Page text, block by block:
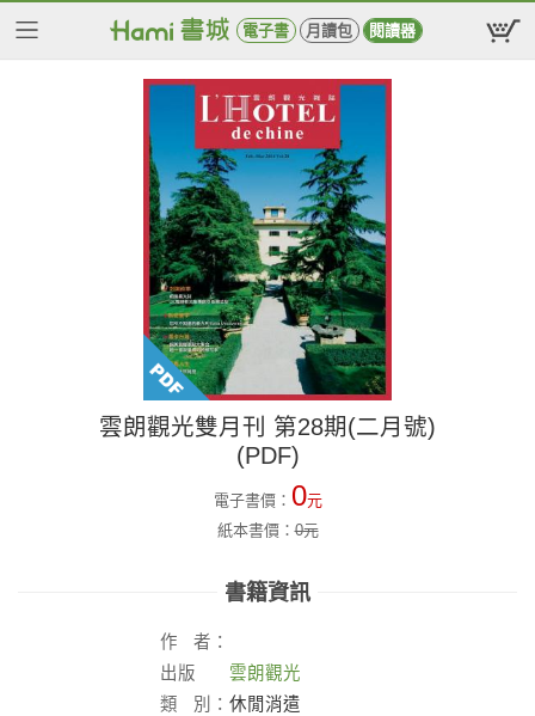
電子書 月讀包 閱讀器
雲朗觀光雙月刊 第28期(二月號)
(PDF)
電子書價： 0元
紙本書價：0元
書籍資訊
作
者：
出版
社：
雲朗觀光
類
別： 休閒消遣